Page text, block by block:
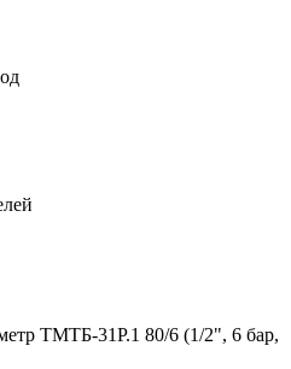
ТМТБ-31Р.1 80/6 (1/2", 6 бар,